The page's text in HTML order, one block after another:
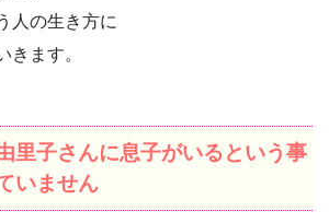
人の生き方に
きます。
里子さんに息子がいるという事
いません